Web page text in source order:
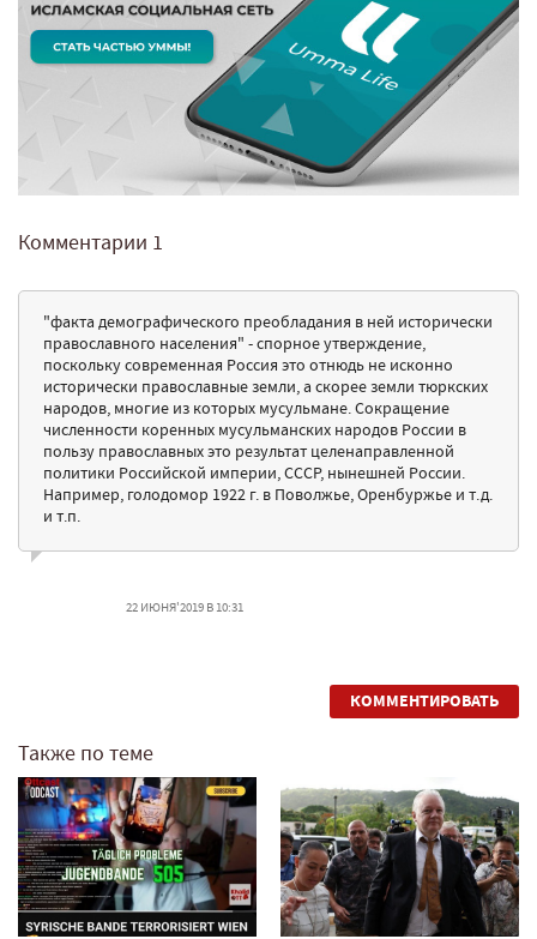
Комментарии 1
"факта демографического преобладания в ней исторически
православного населения" - спорное утверждение,
поскольку современная Россия это отнюдь не исконно
исторически православные земли, а скорее земли тюркских
народов, многие из которых мусульмане. Сокращение
численности коренных мусульманских народов России в
пользу православных это результат целенаправленной
политики Российской империи, СССР, нынешней России.
Например, голодомор 1922 г. в Поволжье, Оренбуржье и т.д.
и т.п.
22 ИЮНЯ'2019 В 10:31
КОММЕНТИРОВАТЬ
Также по теме